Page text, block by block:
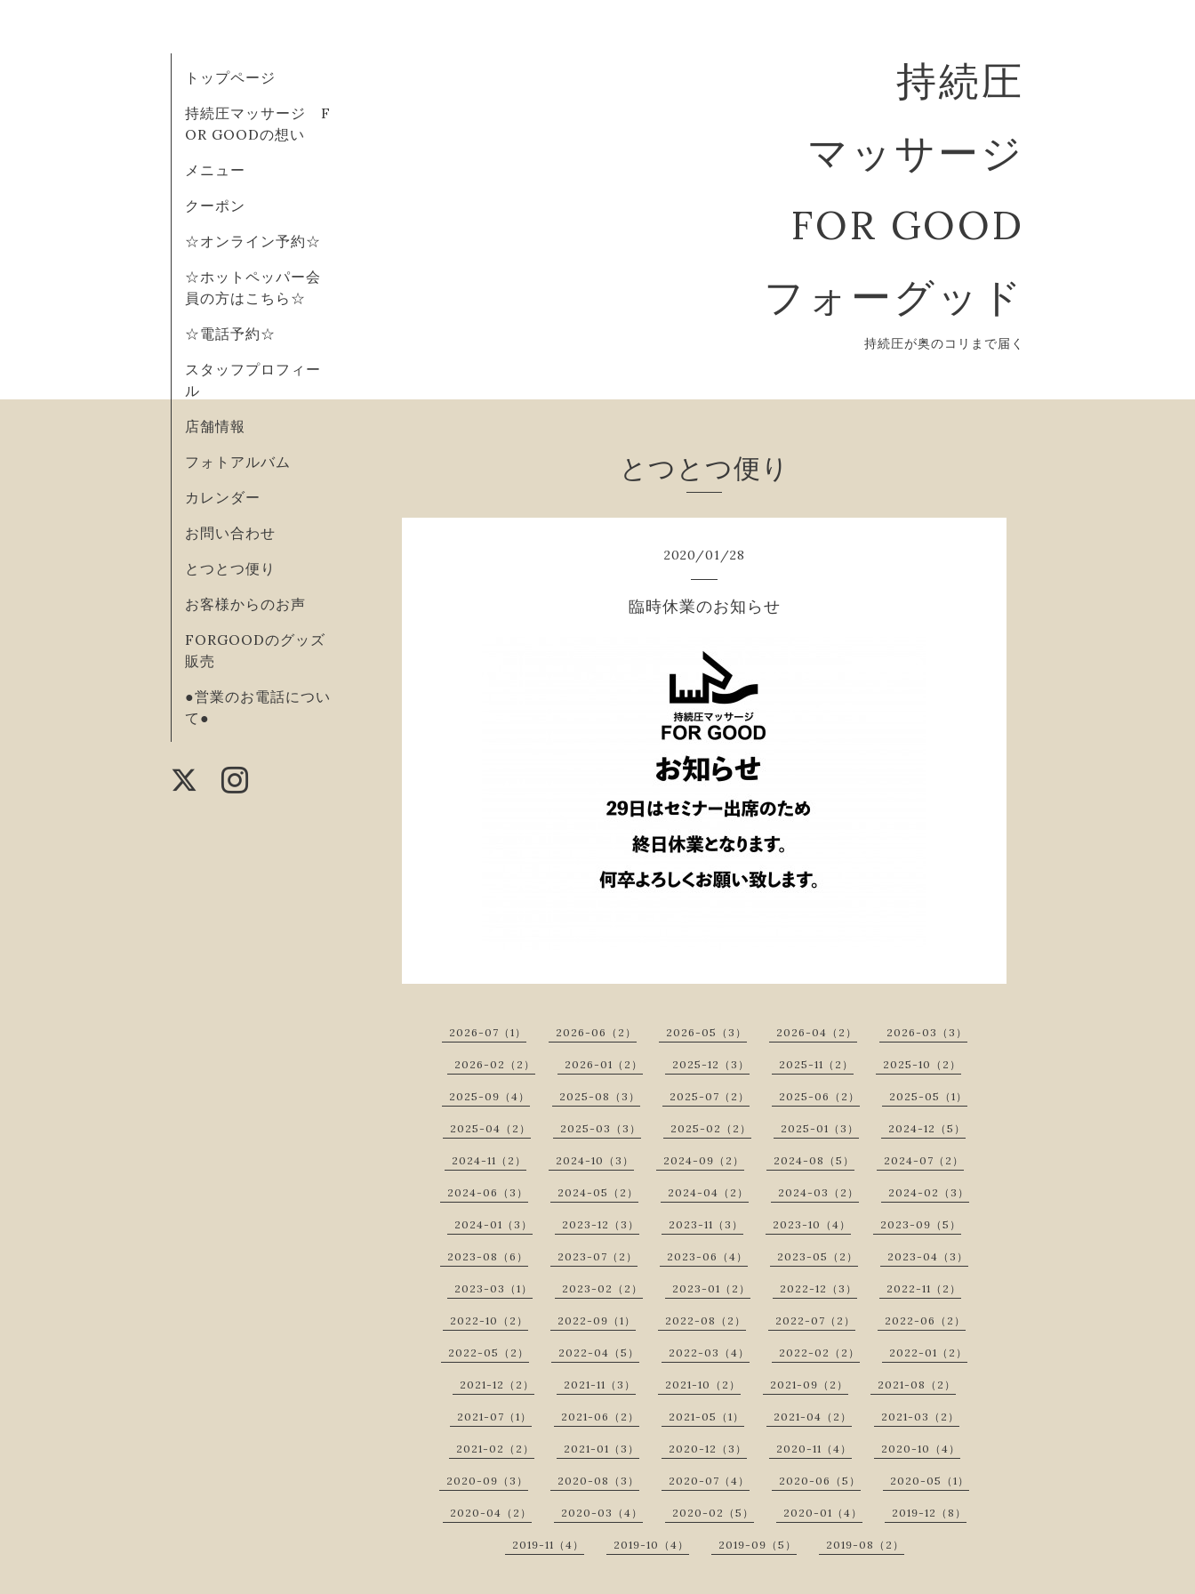
持続圧
マッサージ
FOR GOOD
フォーグッド
持続圧が奥のコリまで届く
トップページ
持続圧マッサージ F
OR GOODの想い
メニュー
クーポン
☆オンライン予約☆
☆ホットペッパー会
員の方はこちら☆
☆電話予約☆
スタッフプロフィー
ル
店舗情報
フォトアルバム
カレンダー
お問い合わせ
とつとつ便り
お客様からのお声
FORGOODのグッズ
販売
●営業のお電話につい
て●
とつとつ便り
2020/01/28
臨時休業のお知らせ
2026-07（1） 2026-06（2） 2026-05（3） 2026-04（2） 2026-03（3）
2026-02（2） 2026-01（2） 2025-12（3） 2025-11（2） 2025-10（2）
2025-09（4） 2025-08（3） 2025-07（2） 2025-06（2） 2025-05（1）
2025-04（2） 2025-03（3） 2025-02（2） 2025-01（3） 2024-12（5）
2024-11（2） 2024-10（3） 2024-09（2） 2024-08（5） 2024-07（2）
2024-06（3） 2024-05（2） 2024-04（2） 2024-03（2） 2024-02（3）
2024-01（3） 2023-12（3） 2023-11（3） 2023-10（4） 2023-09（5）
2023-08（6） 2023-07（2） 2023-06（4） 2023-05（2） 2023-04（3）
2023-03（1） 2023-02（2） 2023-01（2） 2022-12（3） 2022-11（2）
2022-10（2） 2022-09（1） 2022-08（2） 2022-07（2） 2022-06（2）
2022-05（2） 2022-04（5） 2022-03（4） 2022-02（2） 2022-01（2）
2021-12（2） 2021-11（3） 2021-10（2） 2021-09（2） 2021-08（2）
2021-07（1） 2021-06（2） 2021-05（1） 2021-04（2） 2021-03（2）
2021-02（2） 2021-01（3） 2020-12（3） 2020-11（4） 2020-10（4）
2020-09（3） 2020-08（3） 2020-07（4） 2020-06（5） 2020-05（1）
2020-04（2） 2020-03（4） 2020-02（5） 2020-01（4） 2019-12（8）
2019-11（4） 2019-10（4） 2019-09（5） 2019-08（2）